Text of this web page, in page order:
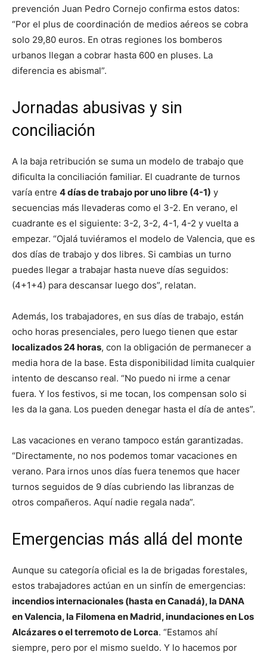
prevención Juan Pedro Cornejo confirma estos datos:
“Por el plus de coordinación de medios aéreos se cobra
solo 29,80 euros. En otras regiones los bomberos
urbanos llegan a cobrar hasta 600 en pluses. La
diferencia es abismal”.
Jornadas abusivas y sin
conciliación
A la baja retribución se suma un modelo de trabajo que
dificulta la conciliación familiar. El cuadrante de turnos
varía entre 4 días de trabajo por uno libre (4-1) y
secuencias más llevaderas como el 3-2. En verano, el
cuadrante es el siguiente: 3-2, 3-2, 4-1, 4-2 y vuelta a
empezar. “Ojalá tuviéramos el modelo de Valencia, que es
dos días de trabajo y dos libres. Si cambias un turno
puedes llegar a trabajar hasta nueve días seguidos:
(4+1+4) para descansar luego dos”, relatan.
Además, los trabajadores, en sus días de trabajo, están
ocho horas presenciales, pero luego tienen que estar
localizados 24 horas, con la obligación de permanecer a
media hora de la base. Esta disponibilidad limita cualquier
intento de descanso real. “No puedo ni irme a cenar
fuera. Y los festivos, si me tocan, los compensan solo si
les da la gana. Los pueden denegar hasta el día de antes”.
Las vacaciones en verano tampoco están garantizadas.
“Directamente, no nos podemos tomar vacaciones en
verano. Para irnos unos días fuera tenemos que hacer
turnos seguidos de 9 días cubriendo las libranzas de
otros compañeros. Aquí nadie regala nada”.
Emergencias más allá del monte
Aunque su categoría oficial es la de brigadas forestales,
estos trabajadores actúan en un sinfín de emergencias:
incendios internacionales (hasta en Canadá), la DANA
en Valencia, la Filomena en Madrid, inundaciones en Los
Alcázares o el terremoto de Lorca. “Estamos ahí
siempre, pero por el mismo sueldo. Y lo hacemos por